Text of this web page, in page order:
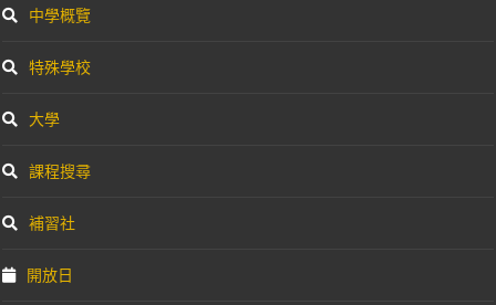
中學概覽
特殊學校
大學
課程搜尋
補習社
開放日